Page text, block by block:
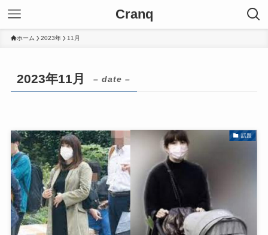
Cranq
ホーム 2023年 11月
2023年11月 – date –
話題